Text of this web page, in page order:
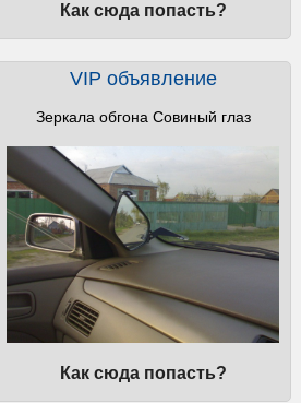
Как сюда попасть?
VIP объявление
Зеркала обгона Совиный глаз
Как сюда попасть?